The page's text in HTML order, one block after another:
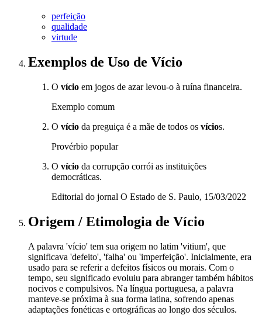
perfeição
qualidade
virtude
Exemplos de Uso de Vício
O vício em jogos de azar levou-o à ruína financeira.
Exemplo comum
O vício da preguiça é a mãe de todos os vícios.
Provérbio popular
O vício da corrupção corrói as instituições
democráticas.
Editorial do jornal O Estado de S. Paulo, 15/03/2022
Origem / Etimologia de Vício
A palavra 'vício' tem sua origem no latim 'vitium', que
significava 'defeito', 'falha' ou 'imperfeição'. Inicialmente, era
usado para se referir a defeitos físicos ou morais. Com o
tempo, seu significado evoluiu para abranger também hábitos
nocivos e compulsivos. Na língua portuguesa, a palavra
manteve-se próxima à sua forma latina, sofrendo apenas
adaptações fonéticas e ortográficas ao longo dos séculos.